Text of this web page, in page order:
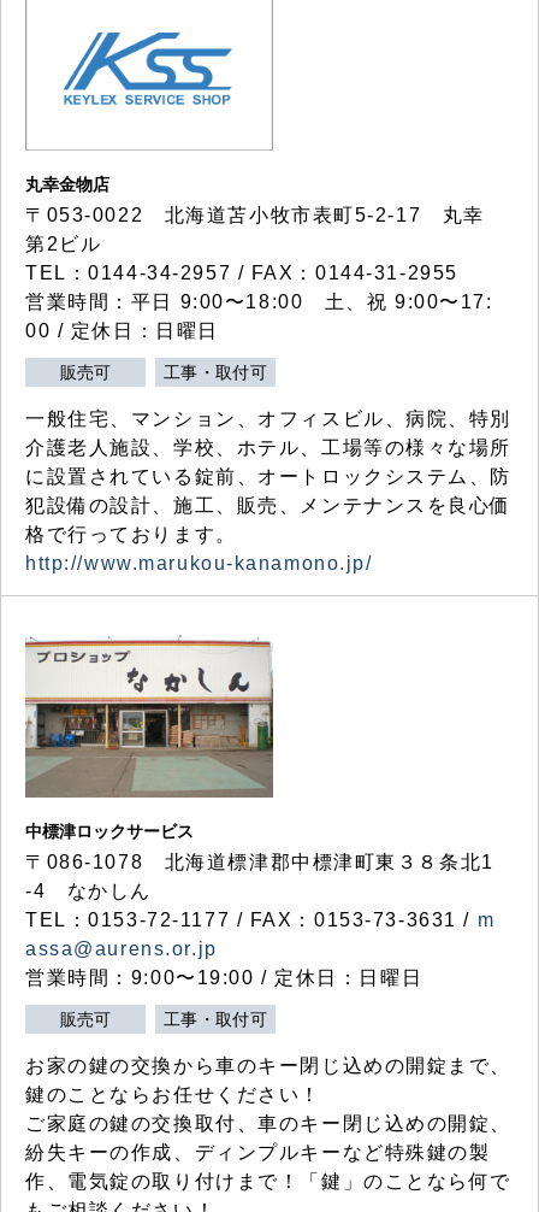
丸幸金物店
〒053-0022 北海道苫小牧市表町5-2-17 丸幸
第2ビル
TEL：0144-34-2957 / FAX：0144-31-2955
営業時間：平日 9:00〜18:00 土、祝 9:00〜17:
00 / 定休日：日曜日
販売可 工事・取付可
一般住宅、マンション、オフィスビル、病院、特別
介護老人施設、学校、ホテル、工場等の様々な場所
に設置されている錠前、オートロックシステム、防
犯設備の設計、施工、販売、メンテナンスを良心価
格で行っております。
http://www.marukou-kanamono.jp/
中標津ロックサービス
〒086-1078 北海道標津郡中標津町東３８条北1
-4 なかしん
TEL：0153-72-1177 / FAX：0153-73-3631 / m
assa@aurens.or.jp
営業時間：9:00〜19:00 / 定休日：日曜日
販売可 工事・取付可
お家の鍵の交換から車のキー閉じ込めの開錠まで、
鍵のことならお任せください！
ご家庭の鍵の交換取付、車のキー閉じ込めの開錠、
紛失キーの作成、ディンプルキーなど特殊鍵の製
作、電気錠の取り付けまで！「鍵」のことなら何で